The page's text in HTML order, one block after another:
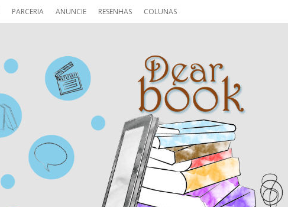
PARCERIA ANUNCIE RESENHAS COLUNAS